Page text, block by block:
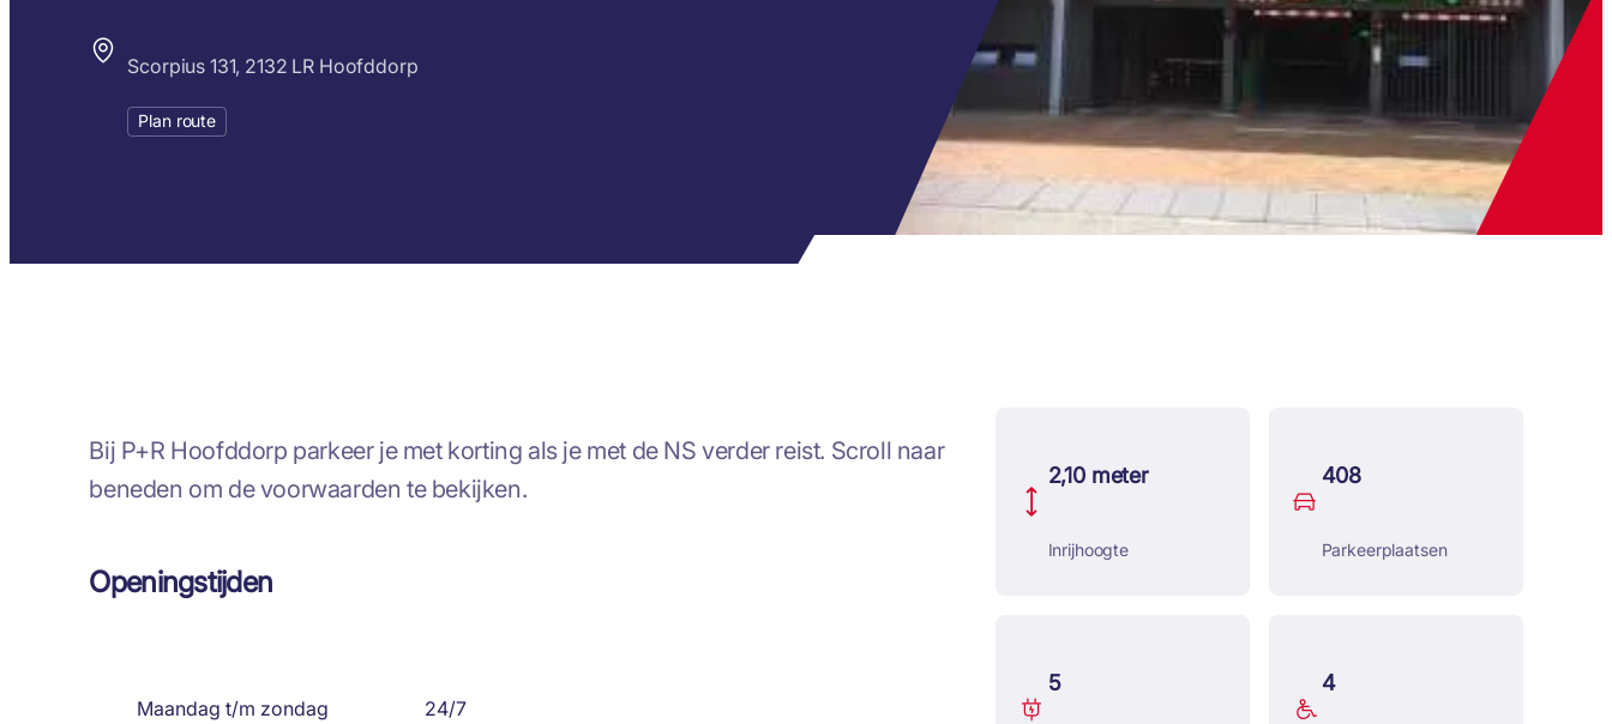
Scorpius 131, 2132 LR Hoofddorp
Plan route
Bij P+R Hoofddorp parkeer je met korting als je met de NS verder reist. Scroll naar
beneden om de voorwaarden te bekijken.
Openingstijden
Maandag t/m zondag 24/7
2,10 meter
Inrijhoogte
408
Parkeerplaatsen
5 4